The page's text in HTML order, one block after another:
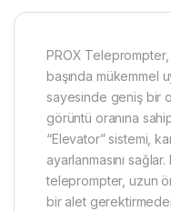
PROX
başında mükemmel
sayesinde geniş bir
görüntü oranına
“Elevator” sistemi,
ayarlanmasını
teleprompter, uzun
bir alet